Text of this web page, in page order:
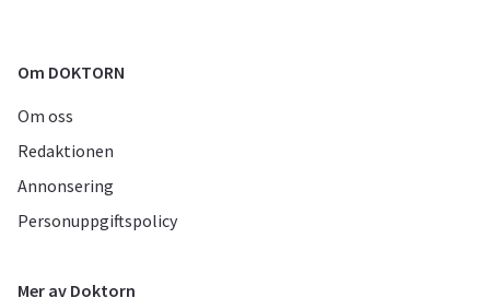
Om DOKTORN
Om oss
Redaktionen
Annonsering
Personuppgiftspolicy
Mer av Doktorn